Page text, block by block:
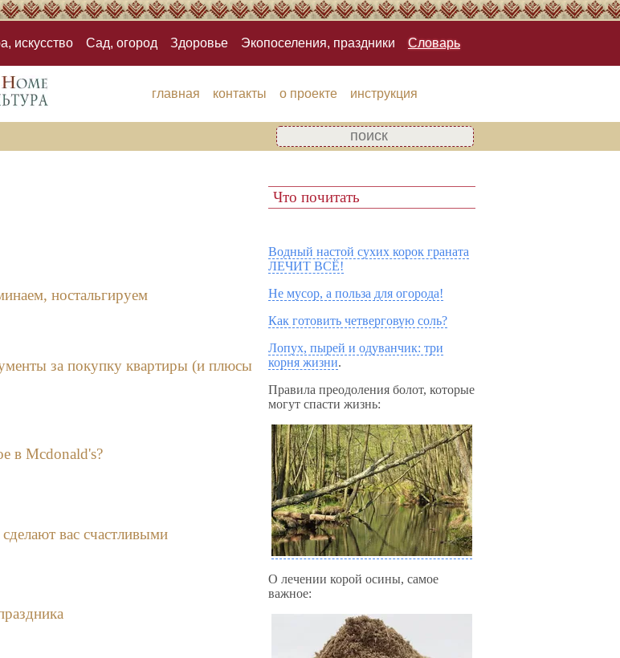
искусство Сад, огород Здоровье Экопоселения, праздники Словарь
главная контакты о проекте инструкция
ностальгируем
за покупку квартиры (и плюсы
в Mcdonald's?
вас счастливыми
Что почитать
Водный настой сухих корок граната
ЛЕЧИТ ВСЁ!
Не мусор, а польза для огорода!
Как готовить четверговую соль?
Лопух, пырей и одуванчик: три
корня жизни.
Правила преодоления болот, которые
могут спасти жизнь:
О лечении корой осины, самое
важное: